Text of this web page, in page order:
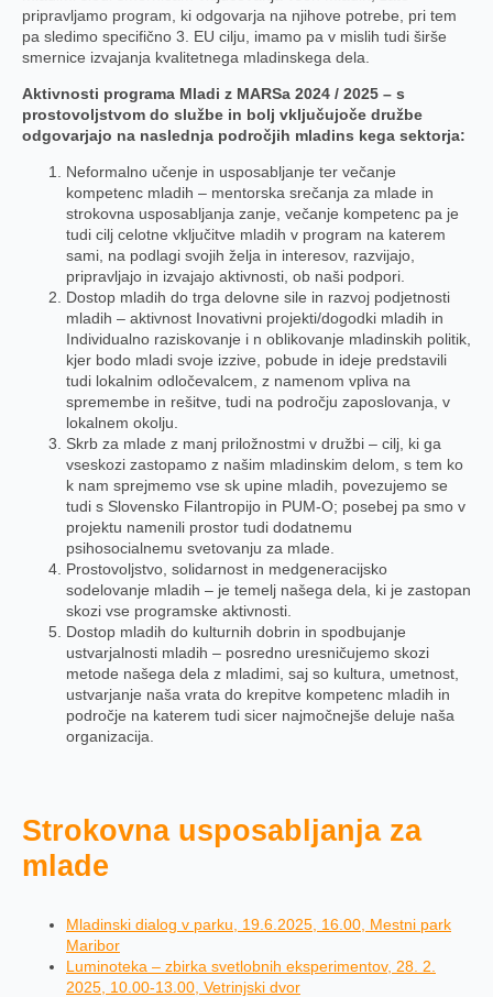
pripravljamo program, ki odgovarja na njihove potrebe, pri tem
pa sledimo specifično 3. EU cilju, imamo pa v mislih tudi širše
smernice izvajanja kvalitetnega mladinskega dela.
Aktivnosti programa Mladi z MARSa 2024 / 2025 – s
prostovoljstvom do službe in bolj vključujoče družbe
odgovarjajo na naslednja področjih mladins kega sektorja:
Neformalno učenje in usposabljanje ter večanje
kompetenc mladih – mentorska srečanja za mlade in
strokovna usposabljanja zanje, večanje kompetenc pa je
tudi cilj celotne vključitve mladih v program na katerem
sami, na podlagi svojih želja in interesov, razvijajo,
pripravljajo in izvajajo aktivnosti, ob naši podpori.
Dostop mladih do trga delovne sile in razvoj podjetnosti
mladih – aktivnost Inovativni projekti/dogodki mladih in
Individualno raziskovanje i n oblikovanje mladinskih politik,
kjer bodo mladi svoje izzive, pobude in ideje predstavili
tudi lokalnim odločevalcem, z namenom vpliva na
spremembe in rešitve, tudi na področju zaposlovanja, v
lokalnem okolju.
Skrb za mlade z manj priložnostmi v družbi – cilj, ki ga
vseskozi zastopamo z našim mladinskim delom, s tem ko
k nam sprejmemo vse sk upine mladih, povezujemo se
tudi s Slovensko Filantropijo in PUM-O; posebej pa smo v
projektu namenili prostor tudi dodatnemu
psihosocialnemu svetovanju za mlade.
Prostovoljstvo, solidarnost in medgeneracijsko
sodelovanje mladih – je temelj našega dela, ki je zastopan
skozi vse programske aktivnosti.
Dostop mladih do kulturnih dobrin in spodbujanje
ustvarjalnosti mladih – posredno uresničujemo skozi
metode našega dela z mladimi, saj so kultura, umetnost,
ustvarjanje naša vrata do krepitve kompetenc mladih in
področje na katerem tudi sicer najmočnejše deluje naša
organizacija.
Strokovna usposabljanja za
mlade
Mladinski dialog v parku, 19.6.2025, 16.00, Mestni park
Maribor
Luminoteka – zbirka svetlobnih eksperimentov, 28. 2.
2025, 10.00-13.00, Vetrinjski dvor